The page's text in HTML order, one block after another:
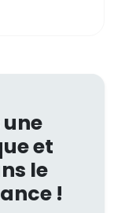
et
le
!